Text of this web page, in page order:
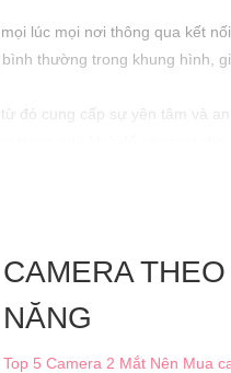
lúc mọi nơi thông qua kết
thường trong khung hình,
đó cung cấp sự yên tâm và
CAMERA
NĂNG
Top 5 Camera 2 Mắt Nên Mua